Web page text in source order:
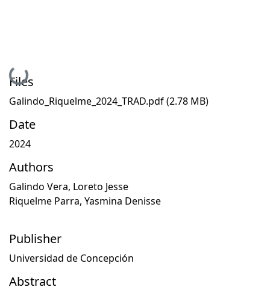
Loading...
Files
Galindo_Riquelme_2024_TRAD.pdf(2.78 MB)
Date
2024
Authors
Galindo Vera, Loreto Jesse
Riquelme Parra, Yasmina Denisse
Publisher
Universidad de Concepción
Abstract